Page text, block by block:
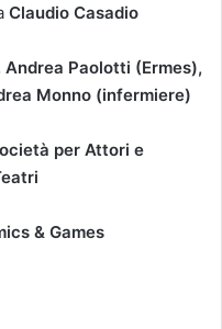
Claudio Casadio
Andrea Paolotti (Ermes),
Monno (infermiere)
per Attori e
& Games